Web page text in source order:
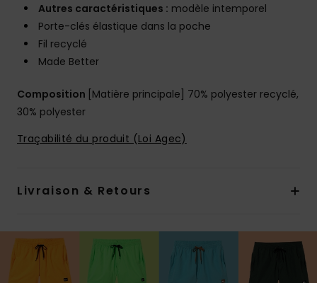
Autres caractéristiques : modèle intemporel
Porte-clés élastique dans la poche
Fil recyclé
Made Better
Composition [Matière principale] 70% polyester recyclé,
30% polyester
Traçabilité du produit (Loi Agec)
Livraison & Retours